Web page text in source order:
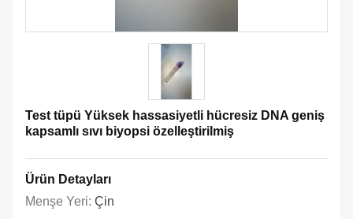
Test tüpü Yüksek hassasiyetli hücresiz DNA geniş
kapsamlı sıvı biyopsi özelleştirilmiş
Ürün Detayları
Menşe Yeri: Çin